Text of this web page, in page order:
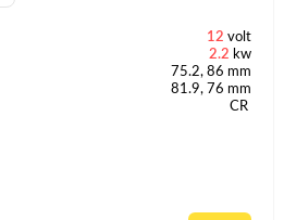
12 volt
2.2 kw
75.2, 86 mm
81.9, 76 mm
CR